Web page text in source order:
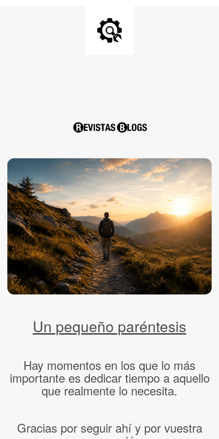
Un pequeño paréntesis
Hay momentos en los que lo más
importante es dedicar tiempo a aquello
que realmente lo necesita.
Gracias por seguir ahí y por vuestra